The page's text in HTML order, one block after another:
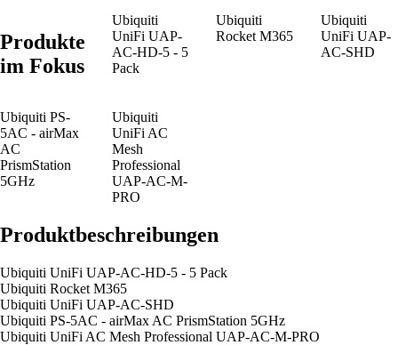
Produkte
im Fokus
Ubiquiti
UniFi UAP-
AC-HD-5 - 5
Pack
Ubiquiti
Rocket M365
Ubiquiti
UniFi UAP-
AC-SHD
Ubiquiti PS-
5AC - airMax
AC
PrismStation
5GHz
Ubiquiti
UniFi AC
Mesh
Professional
UAP-AC-M-
PRO
Produktbeschreibungen
Ubiquiti UniFi UAP-AC-HD-5 - 5 Pack
Ubiquiti Rocket M365
Ubiquiti UniFi UAP-AC-SHD
Ubiquiti PS-5AC - airMax AC PrismStation 5GHz
Ubiquiti UniFi AC Mesh Professional UAP-AC-M-PRO